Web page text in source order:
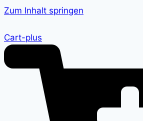
Zum Inhalt springen
Cart-plus